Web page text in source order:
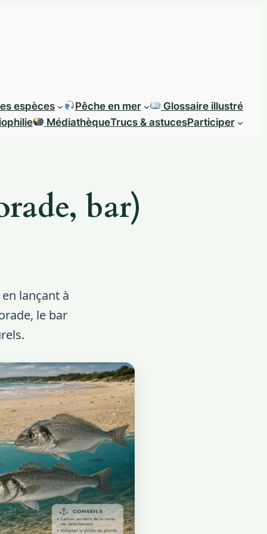
espèces Pêche en mer
Glossaire illustré
MédiathèqueTrucs & astucesParticiper
bar)
lançant à
le bar